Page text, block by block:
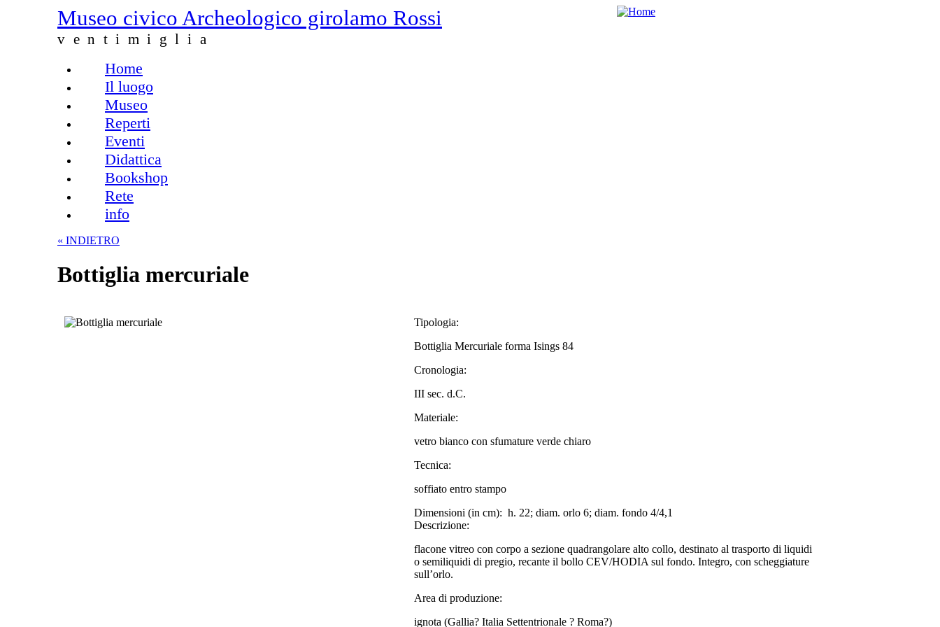
Salta al contenuto principale
Museo civico Archeologico girolamo Rossi
ventimiglia
Menu principale
Home
Il luogo
Museo
Reperti
Eventi
Didattica
Bookshop
Rete
info
« INDIETRO
Bottiglia mercuriale
Tipologia:
Bottiglia Mercuriale forma Isings 84
Cronologia:
III sec. d.C.
Materiale:
vetro bianco con sfumature verde chiaro
Tecnica:
soffiato entro stampo
Dimensioni (in cm): h. 22; diam. orlo 6; diam. fondo 4/4,1
Descrizione:
flacone vitreo con corpo a sezione quadrangolare alto collo, destinato al trasporto di liquidi
o semiliquidi di pregio, recante il bollo CEV/HODIA sul fondo. Integro, con scheggiature
sull’orlo.
Area di produzione:
ignota (Gallia? Italia Settentrionale ? Roma?)